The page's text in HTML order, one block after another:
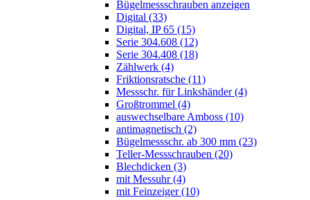
Bügelmessschrauben anzeigen
Digital (33)
Digital, IP 65 (15)
Serie 304.608 (12)
Serie 304.408 (18)
Zählwerk (4)
Friktionsratsche (11)
Messschr. für Linkshänder (4)
Großtrommel (4)
auswechselbare Amboss (10)
antimagnetisch (2)
Bügelmessschr. ab 300 mm (23)
Teller-Messschrauben (20)
Blechdicken (3)
mit Messuhr (4)
mit Feinzeiger (10)